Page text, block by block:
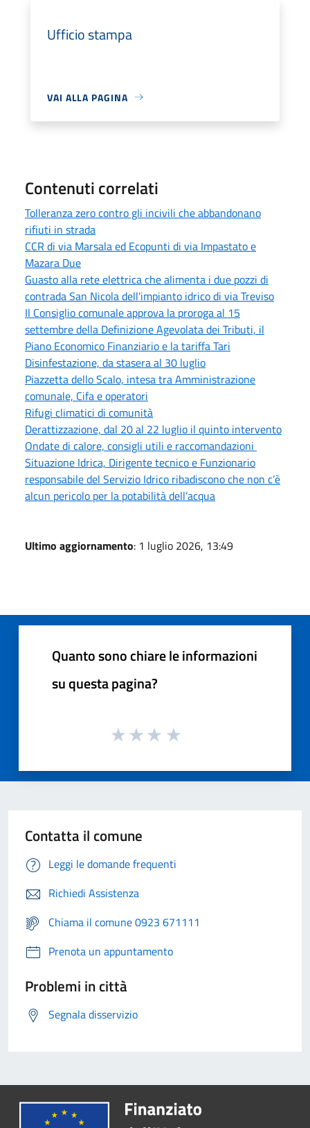
Ufficio stampa
VAI ALLA PAGINA
Contenuti correlati
Tolleranza zero contro gli incivili che abbandonano
rifiuti in strada
CCR di via Marsala ed Ecopunti di via Impastato e
Mazara Due
Guasto alla rete elettrica che alimenta i due pozzi di
contrada San Nicola dell'impianto idrico di via Treviso
Il Consiglio comunale approva la proroga al 15
settembre della Definizione Agevolata dei Tributi, il
Piano Economico Finanziario e la tariffa Tari
Disinfestazione, da stasera al 30 luglio
Piazzetta dello Scalo, intesa tra Amministrazione
comunale, Cifa e operatori
Rifugi climatici di comunità
Derattizzazione, dal 20 al 22 luglio il quinto intervento
Ondate di calore, consigli utili e raccomandazioni
Situazione Idrica, Dirigente tecnico e Funzionario
responsabile del Servizio Idrico ribadiscono che non c’è
alcun pericolo per la potabilità dell’acqua
Ultimo aggiornamento: 1 luglio 2026, 13:49
Quanto sono chiare le informazioni
su questa pagina?
Contatta il comune
Leggi le domande frequenti
Richiedi Assistenza
Chiama il comune 0923 671111
Prenota un appuntamento
Problemi in città
Segnala disservizio